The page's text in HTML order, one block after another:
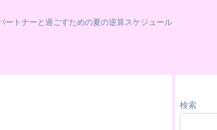
ートナーと過ごすための夏の逆算スケジュール
検索